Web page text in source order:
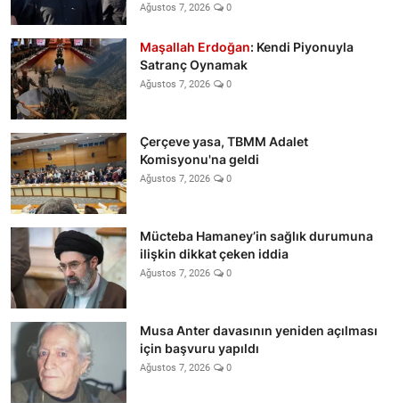
Ağustos 7, 2026 0
Maşallah Erdoğan: Kendi Piyonuyla
Satranç Oynamak
Ağustos 7, 2026 0
Çerçeve yasa, TBMM Adalet
Komisyonu'na geldi
Ağustos 7, 2026 0
Mücteba Hamaney’in sağlık durumuna
ilişkin dikkat çeken iddia
Ağustos 7, 2026 0
Musa Anter davasının yeniden açılması
için başvuru yapıldı
Ağustos 7, 2026 0